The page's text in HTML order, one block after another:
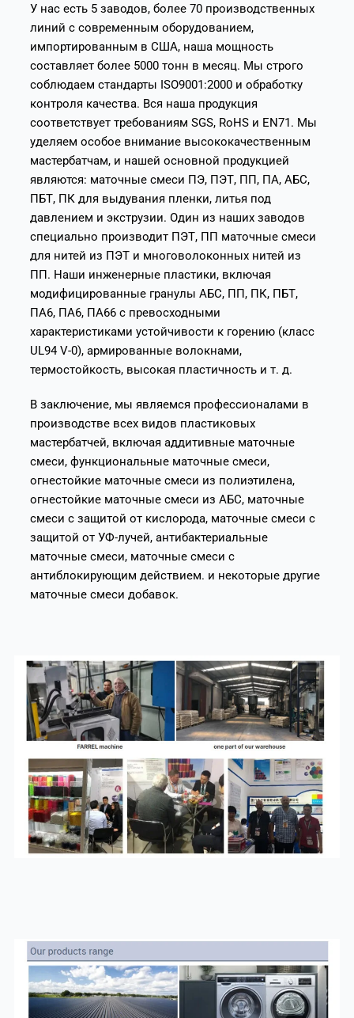
У нас есть 5 заводов, более 70 производственных
линий с современным оборудованием,
импортированным в США, наша мощность
составляет более 5000 тонн в месяц. Мы строго
соблюдаем стандарты ISO9001:2000 и обработку
контроля качества. Вся наша продукция
соответствует требованиям SGS, RoHS и EN71. Мы
уделяем особое внимание высококачественным
мастербатчам, и нашей основной продукцией
являются: маточные смеси ПЭ, ПЭТ, ПП, ПА, АБС,
ПБТ, ПК для выдувания пленки, литья под
давлением и экструзии. Один из наших заводов
специально производит ПЭТ, ПП маточные смеси
для нитей из ПЭТ и многоволоконных нитей из
ПП. Наши инженерные пластики, включая
модифицированные гранулы АБС, ПП, ПК, ПБТ,
ПА6, ПА6, ПА66 с превосходными
характеристиками устойчивости к горению (класс
UL94 V-0), армированные волокнами,
термостойкость, высокая пластичность и т. д.
В заключение, мы являемся профессионалами в
производстве всех видов пластиковых
мастербатчей, включая аддитивные маточные
смеси, функциональные маточные смеси,
огнестойкие маточные смеси из полиэтилена,
огнестойкие маточные смеси из АБС, маточные
смеси с защитой от кислорода, маточные смеси с
защитой от УФ-лучей, антибактериальные
маточные смеси, маточные смеси с
антиблокирующим действием. и некоторые другие
маточные смеси добавок.